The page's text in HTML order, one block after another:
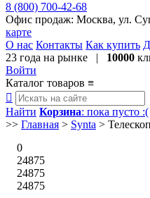
8 (800) 700-42-68
Офис продаж: Москва, ул.
карте
О нас Контакты Как купить
23 года на рынке | 10000
Войти
Каталог товаров ≡

Найти Корзина: пока пусто :(
>> Главная > Synta >
0
24875
24875
24875